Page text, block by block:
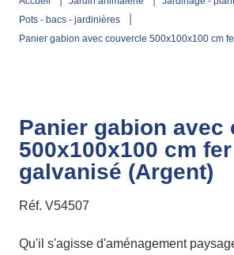
pots - bacs - jardinières
panier gabion avec couvercle 500x100x100 cm
Panier gabion avec
500x100x100 cm fer
galvanisé (Argent)
Réf. V54507
Qu'il s'agisse d'aménagement